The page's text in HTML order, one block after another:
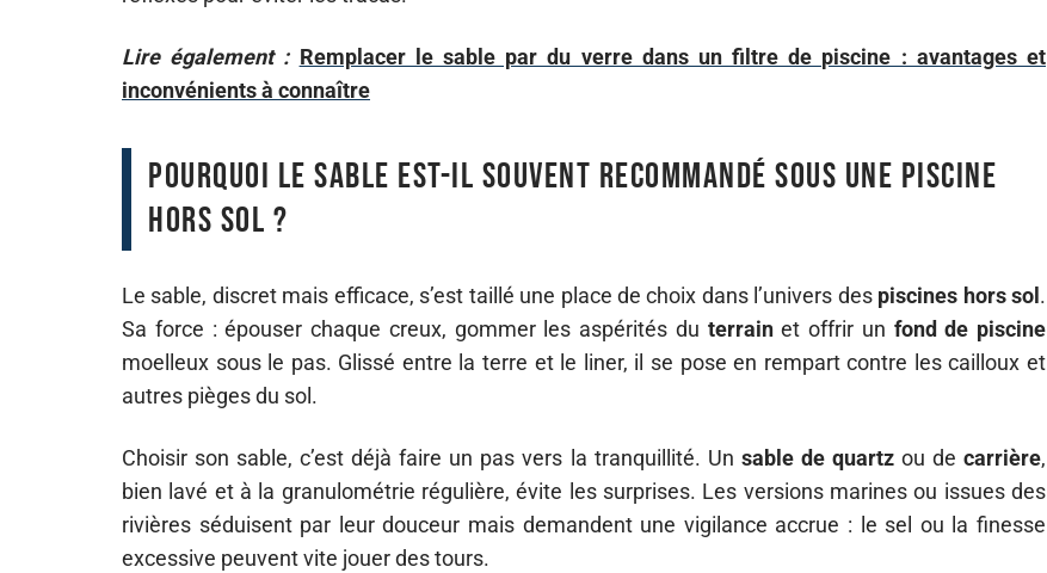
Lire également : Remplacer le sable par du verre dans un filtre de piscine : avantages et
inconvénients à connaître
Pourquoi le sable est-il souvent recommandé sous une piscine
hors sol ?
Le sable, discret mais efficace, s’est taillé une place de choix dans l’univers des piscines hors sol .
Sa force : épouser chaque creux, gommer les aspérités du terrainet offrir un fond de piscine
moelleux sous le pas. Glissé entre la terre et le liner, il se pose en rempart contre les cailloux et
autres pièges du sol.
Choisir son sable, c’est déjà faire un pas vers la tranquillité. Un sable de quartzou decarrière,
bien lavé et à la granulométrie régulière, évite les surprises. Les versions marines ou issues des
rivières séduisent par leur douceur mais demandent une vigilance accrue : le sel ou la finesse
excessive peuvent vite jouer des tours.